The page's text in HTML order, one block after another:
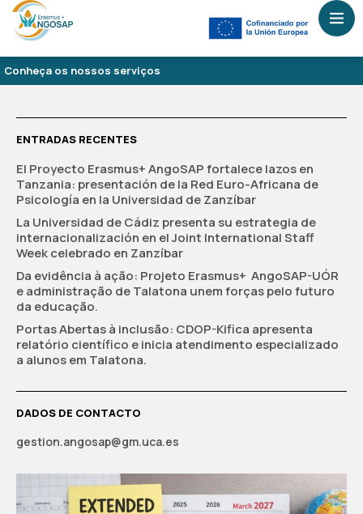
Conheça os nossos serviços
ENTRADAS RECENTES
El Proyecto Erasmus+ AngoSAP fortalece lazos en
Tanzania: presentación de la Red Euro-Africana de
Psicología en la Universidad de Zanzíbar
La Universidad de Cádiz presenta su estrategia de
internacionalización en el Joint International Staff
Week celebrado en Zanzíbar
Da evidência à ação: Projeto Erasmus+ AngoSAP-UÓR
e administração de Talatona unem forças pelo futuro
da educação.
Portas Abertas à inclusão: CDOP-Kifica apresenta
relatório científico e inicia atendimento especializado
a alunos em Talatona.
DADOS DE CONTACTO
gestion.angosap@gm.uca.es